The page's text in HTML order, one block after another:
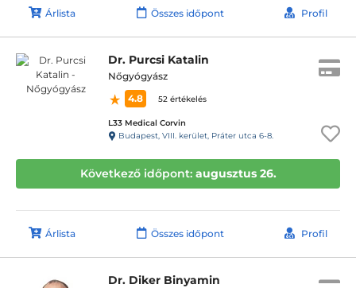
Árlista Összes időpont Profil
Dr. Purcsi Katalin
Nőgyógyász
4.8
52 értékelés
L33 Medical Corvin
Budapest, VIII. kerület, Práter utca 6-8.
Következő időpont: augusztus 26.
Árlista Összes időpont Profil
Dr. Diker Binyamin